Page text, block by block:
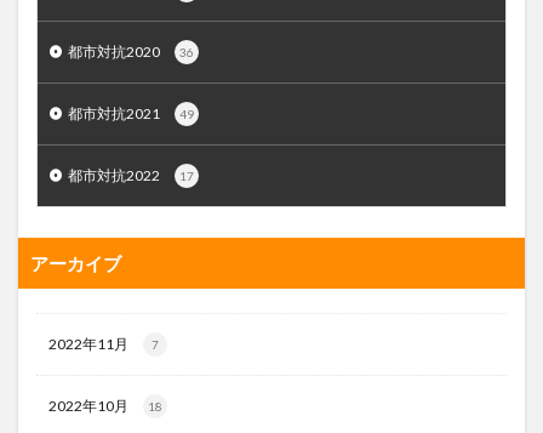
都市対抗2020 36
都市対抗2021 49
都市対抗2022 17
アーカイブ
2022年11月 7
2022年10月 18